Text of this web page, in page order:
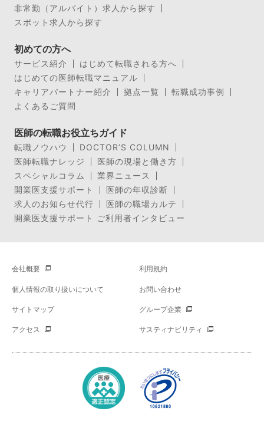
非常勤（アルバイト）求人から探す
スポット求人から探す
初めての方へ
サービス紹介
はじめて転職される方へ
はじめての医師転職マニュアル
キャリアパートナー紹介
拠点一覧
転職成功事例
よくあるご質問
医師の転職お役立ちガイド
転職ノウハウ
DOCTOR’S COLUMN
医師転職ナレッジ
医師の現場と働き方
スペシャルコラム
業界ニュース
開業医支援サポート
医師の年収診断
求人のお知らせ代行
医師の職場カルテ
開業医支援サポート ご利用者インタビュー
会社概要 利用規約
個人情報の取り扱いについて お問い合わせ
サイトマップ グループ企業
アクセス サスティナビリティ